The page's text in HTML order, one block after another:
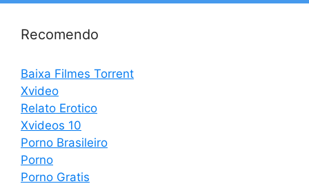
Recomendo
Baixa Filmes Torrent
Xvideo
Relato Erotico
Xvideos 10
Porno Brasileiro
Porno
Porno Gratis